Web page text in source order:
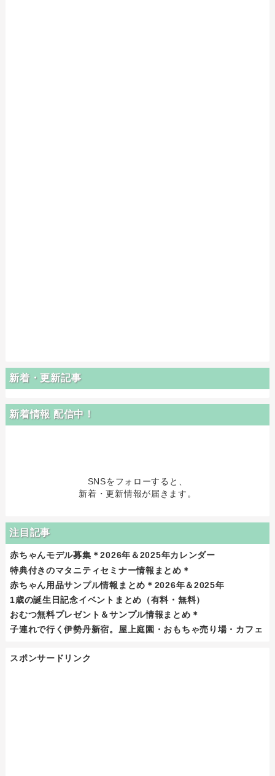
新着・更新記事
新着情報 配信中！
SNSをフォローすると、
新着・更新情報が届きます。
注目記事
赤ちゃんモデル募集＊2026年＆2025年カレンダー
特典付きのマタニティセミナー情報まとめ＊
赤ちゃん用品サンプル情報まとめ＊2026年＆2025年
1歳の誕生日記念イベントまとめ（有料・無料）
おむつ無料プレゼント＆サンプル情報まとめ＊
子連れで行く伊勢丹新宿。屋上庭園・おもちゃ売り場・カフェ
スポンサードリンク